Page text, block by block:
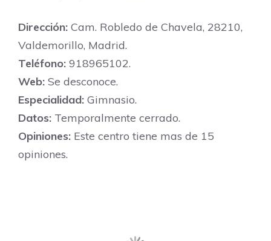
Dirección: Cam. Robledo de Chavela, 28210,
Valdemorillo, Madrid.
Teléfono: 918965102.
Web: Se desconoce.
Especialidad: Gimnasio.
Datos: Temporalmente cerrado.
Opiniones: Este centro tiene mas de 15
opiniones.